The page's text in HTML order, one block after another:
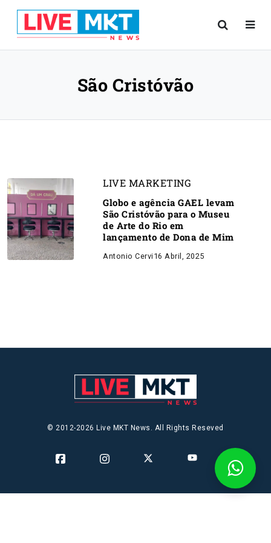
São Cristóvão
LIVE MARKETING
Globo e agência GAEL levam
São Cristóvão para o Museu
de Arte do Rio em
lançamento de Dona de Mim
Antonio Cervi 16 Abril, 2025
© 2012-2026 Live MKT News. All Rights Reseved